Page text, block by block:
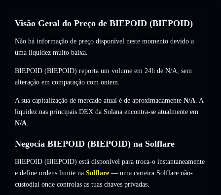
Visão Geral do Preço de BIEPOID (BIEPOID)
Não há informação de preço disponível neste momento devido a
uma liquidez muito baixa.
BIEPOID (BIEPOID) reporta um volume em 24h de N/A, sem
alteração em comparação com ontem.
A sua capitalização de mercado atual é de aproximadamente N/A. A
liquidez nas principais DEX da Solana encontra-se atualmente em
N/A.
Negocia BIEPOID (BIEPOID) na Solflare
BIEPOID (BIEPOID) está disponível para troca-o instantaneamente
e define ordens limite na Solflare — uma carteira Solflare não-
custodial onde controlas as tuas chaves privadas.